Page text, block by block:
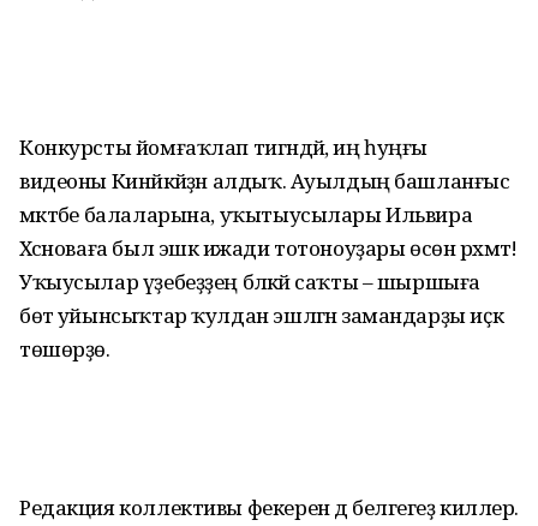
Конкурсты йомғаҡлап тигәндәй, иң һуңғы
видеоны Кинйәкәйҙән алдыҡ. Ауылдың башланғыс
мәктәбе балаларына, уҡытыусылары Ильвира
Хәсәноваға был эшкә ижади тотоноуҙары өсөн рәхмәт!
Уҡыусылар үҙебеҙҙең бәләкәй саҡты – шыршыға
бөтә уйынсыҡтар ҡулдан эшләгән замандарҙы иҫкә
төшөрҙө.
Редакция коллективы фекерен дә белгегеҙ киләлер.